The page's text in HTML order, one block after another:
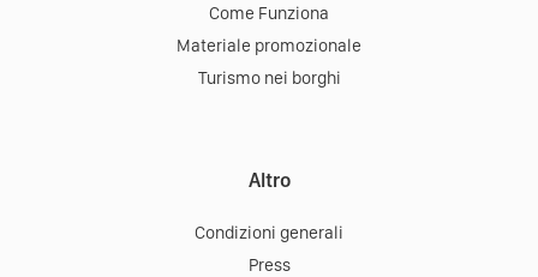
Come Funziona
Materiale promozionale
Turismo nei borghi
Altro
Condizioni generali
Press